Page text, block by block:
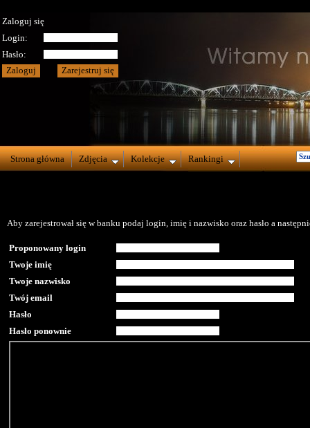
Zaloguj się
Login:
Hasło:
Strona główna Zdjęcia Kolekcje Rankingi
Aby zarejestrował się w banku podaj login, imię i nazwisko oraz hasło a
Proponowany login
Twoje imię
Twoje nazwisko
Twój email
Hasło
Hasło ponownie